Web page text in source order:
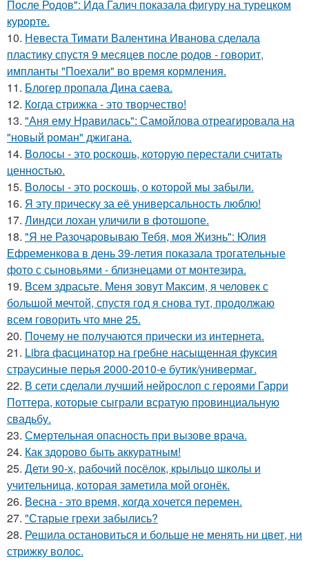
После Родов": Ида Галич показала фигуру на турецком
курорте.
10. Невеста Тимати Валентина Иванова сделала
пластику спустя 9 месяцев после родов - говорит,
импланты "Поехали" во время кормления.
11. Блогер пропала Дина саева.
12. Когда стрижка - это творчество!
13. "Аня ему Нравилась": Самойлова отреагировала на
"новый роман" джигана.
14. Волосы - это роскошь, которую перестали считать
ценностью.
15. Волосы - это роскошь, о которой мы забыли.
16. Я эту прическу за её универсальность люблю!
17. Линдси лохан уличили в фотошопе.
18. "Я не Разочаровываю Тебя, моя Жизнь": Юлия
Ефременкова в день 39-летия показала трогательные
фото с сыновьями - близнецами от монтезира.
19. Всем здрасьте. Меня зовут Максим, я человек с
большой мечтой, спустя год я снова тут, продолжаю
всем говорить что мне 25.
20. Почему не получаются прически из интернета.
21. Libra фасцинатор на гребне насыщенная фуксия
страусиные перья 2000-2010-е бутик/универмаг.
22. В сети сделали лучший нейрослоп с героями Гарри
Поттера, которые сыграли всратую провинциальную
свадьбу.
23. Смертельная опасность при вызове врача.
24. Как здорово быть аккуратным!
25. Дети 90-х, рабочий посёлок, крыльцо школы и
учительница, которая заметила мой огонёк.
26. Весна - это время, когда хочется перемен.
27. "Старые грехи забылись?
28. Решила остановиться и больше не менять ни цвет, ни
стрижку волос.